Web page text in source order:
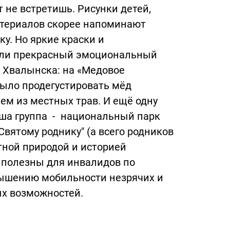
встретишь. Рисунки детей,
скорее напоминают
Но яркие краски и
прекрасный эмоциональный
на «Медовое
продегустировать мёд
из местных трав. И ещё одну
группа - национальный парк
роднику" (а всего родников
природой и историей
для инвалидов по
мобильности незрячих и
возможностей.